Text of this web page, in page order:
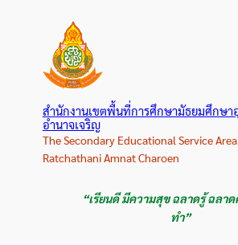
สำนักงานเขตพื้นที่การศึกษามัธยมศึกษา
อำนาจเจริญ
The Secondary Educational Service
Ratchathani Amnat Charoen
“เรียนดี มีความสุข ฉลาดรู้ ฉลา
ทำ”